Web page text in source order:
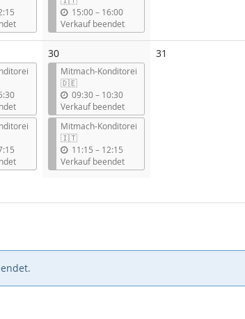
15:00–b
i
s
16:00
Verkauf beendet
30
Mitmach-Konditorei
🇩🇪
09:30–b
i
s
10:30
Verkauf beendet
Mitmach-Konditorei
🇮🇹
11:15 –b
i
s
12:15
Verkauf beendet
31